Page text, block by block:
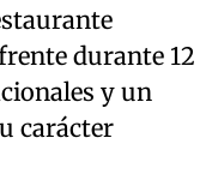
durante 12
y un
carácter